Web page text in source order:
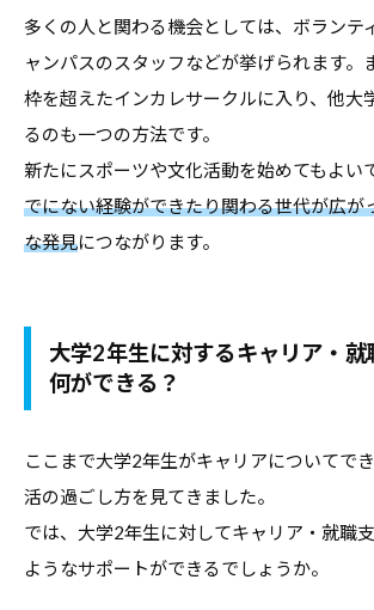
多くの人と関わる機会としては、ボランテ
ャンパスのスタッフなどが挙げられます。
枠を超えたインカレサークルに入り、他大
るのも一つの方法です。
新たにスポーツや文化活動を始めてもよい
でにない経験ができたり関わる世代が広が
な発見につながります。
大学2年生に対するキャリア・就
何ができる？
ここまで大学2年生がキャリアについてで
活の過ごし方を見てきました。
では、大学2年生に対してキャリア・就職
ようなサポートができるでしょうか。